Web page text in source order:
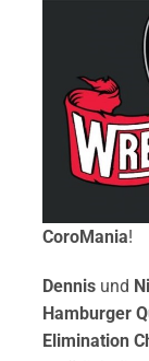
CoroMania!
Dennis und
Hamburger
Elimination